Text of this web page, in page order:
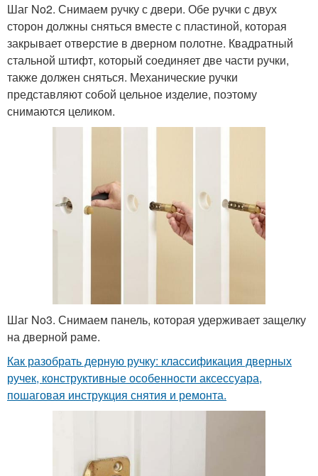
Шаг No2. Снимаем ручку с двери. Обе ручки с двух
сторон должны сняться вместе с пластиной, которая
закрывает отверстие в дверном полотне. Квадратный
стальной штифт, который соединяет две части ручки,
также должен сняться. Механические ручки
представляют собой цельное изделие, поэтому
снимаются целиком.
Шаг No3. Снимаем панель, которая удерживает защелку
на дверной раме.
Как разобрать дерную ручку: классификация дверных
ручек, конструктивные особенности аксессуара,
пошаговая инструкция снятия и ремонта.